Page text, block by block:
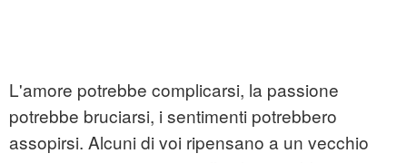
L'amore potrebbe complicarsi, la passione
potrebbe bruciarsi, i sentimenti potrebbero
assopirsi. Alcuni di voi ripensano a un vecchio